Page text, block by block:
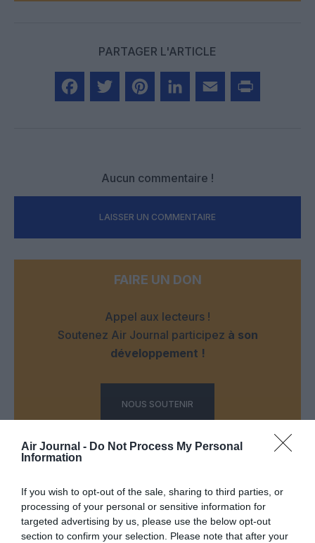
Air Journal - Do Not Process My Personal
Information
If you wish to opt-out of the sale, sharing to third parties, or
processing of your personal or sensitive information for
targeted advertising by us, please use the below opt-out
section to confirm your selection. Please note that after your
PARTAGER L'ARTICLE
Aucun commentaire !
LAISSER UN COMMENTAIRE
FAIRE UN DON
Appel aux lecteurs !
Soutenez Air Journal participez à son
développement !
NOUS SOUTENIR
DERNIERS COMMENTAIRES